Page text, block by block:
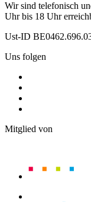
Wir sind telefonisch
Uhr bis 18 Uhr
Ust-ID
Uns folgen
Mitglied von